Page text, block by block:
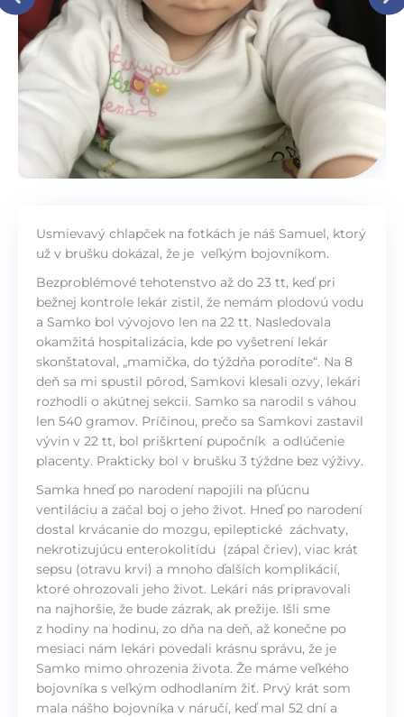
Usmievavý chlapček na fotkách je náš Samuel, ktorý
už v brušku dokázal, že je veľkým bojovníkom.
Bezproblémové tehotenstvo až do 23 tt, keď pri
bežnej kontrole lekár zistil, že nemám plodovú vodu
a Samko bol vývojovo len na 22 tt. Nasledovala
okamžitá hospitalizácia, kde po vyšetrení lekár
skonštatoval, „mamička, do týždňa porodíte“. Na 8
deň sa mi spustil pôrod, Samkovi klesali ozvy, lekári
rozhodli o akútnej sekcii. Samko sa narodil s váhou
len 540 gramov. Príčinou, prečo sa Samkovi zastavil
vývin v 22 tt, bol priškrtení pupočník a odlúčenie
placenty. Prakticky bol v brušku 3 týždne bez výživy.
Samka hneď po narodení napojili na pľúcnu
ventiláciu a začal boj o jeho život. Hneď po narodení
dostal krvácanie do mozgu, epileptické záchvaty,
nekrotizujúcu enterokolitídu (zápal čriev), viac krát
sepsu (otravu krvi) a mnoho ďalších komplikácií,
ktoré ohrozovali jeho život. Lekári nás pripravovali
na najhoršie, že bude zázrak, ak prežije. Išli sme
z hodiny na hodinu, zo dňa na deň, až konečne po
mesiaci nám lekári povedali krásnu správu, že je
Samko mimo ohrozenia života. Že máme veľkého
bojovníka s veľkým odhodlaním žiť. Prvý krát som
mala nášho bojovníka v náručí, keď mal 52 dní a